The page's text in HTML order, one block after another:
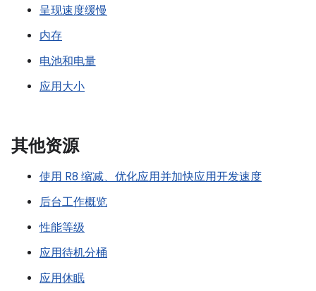
呈现速度缓慢
内存
电池和电量
应用大小
其他资源
使用 R8 缩减、优化应用并加快应用开发速度
后台工作概览
性能等级
应用待机分桶
应用休眠